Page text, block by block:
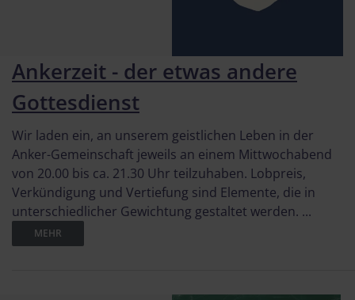
Ankerzeit - der etwas andere
Gottesdienst
Wir laden ein, an unserem geistlichen Leben in der
Anker-Gemeinschaft jeweils an einem Mittwochabend
von 20.00 bis ca. 21.30 Uhr teilzuhaben. Lobpreis,
Verkündigung und Vertiefung sind Elemente, die in
unterschiedlicher Gewichtung gestaltet werden. ...
MEHR